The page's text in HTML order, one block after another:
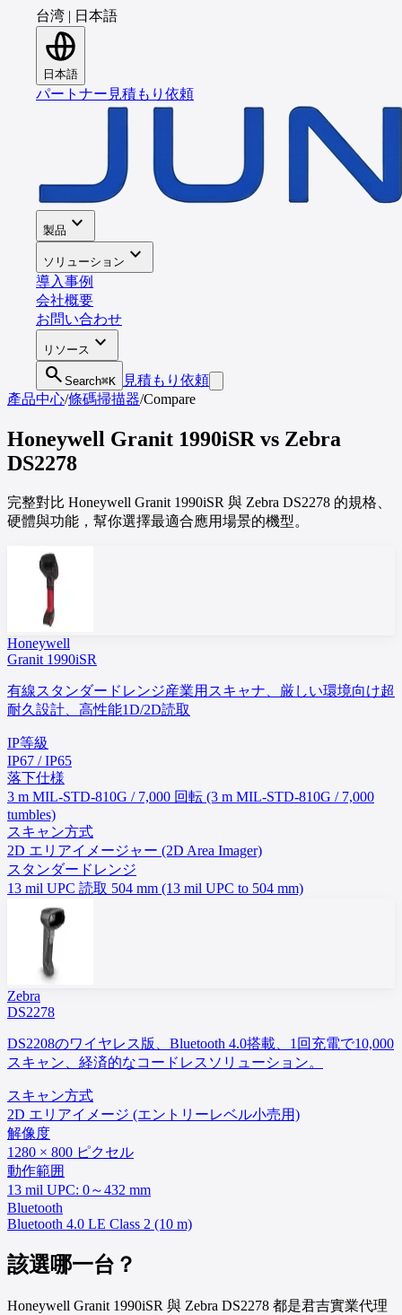
台湾 | 日本語
日本語
パートナー 見積もり依頼
製品 expand_more
ソリューション expand_more
導入事例
会社概要
お問い合わせ
リソース expand_more
search Search⌘K
見積もり依頼
產品中心/條碼掃描器/Compare
Honeywell Granit 1990iSR vs Zebra
DS2278
完整對比 Honeywell Granit 1990iSR 與 Zebra DS2278 的規格、
硬體與功能，幫你選擇最適合應用場景的機型。
Honeywell
Granit 1990iSR
有線スタンダードレンジ産業用スキャナ、厳しい環境向け超
耐久設計、高性能1D/2D読取
IP等級
IP67 / IP65
落下仕様
3 m MIL-STD-810G / 7,000 回転 (3 m MIL-STD-810G / 7,000
tumbles)
スキャン方式
2D エリアイメージャー (2D Area Imager)
スタンダードレンジ
13 mil UPC 読取 504 mm (13 mil UPC to 504 mm)
Zebra
DS2278
DS2208のワイヤレス版、Bluetooth 4.0搭載、1回充電で10,000
スキャン、経済的なコードレスソリューション。
スキャン方式
2D エリアイメージ (エントリーレベル小売用)
解像度
1280 × 800 ピクセル
動作範囲
13 mil UPC: 0～432 mm
Bluetooth
Bluetooth 4.0 LE Class 2 (10 m)
該選哪一台？
Honeywell Granit 1990iSR 與 Zebra DS2278 都是君吉實業代理